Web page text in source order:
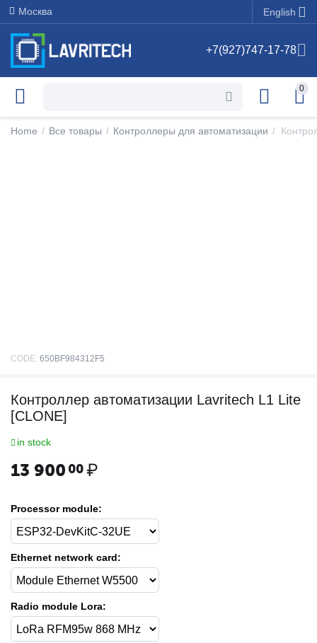
Москва English
+7(927)747-17-78
0
Home / Все товары / Контроллеры для автоматизации /
CODE: 650BF984312F5
Контроллер автоматизации Lavritech L1 Lite
[CLONE]
in stock
13 90000₽
Processor module:
Ethernet network card:
Radio module Lora: